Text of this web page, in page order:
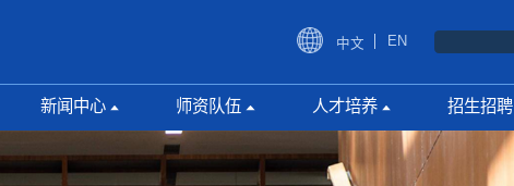
中文 EN
新闻中心
综合新闻
师资队伍
杰出人才
人才培养
研究生教育
招生招聘
博士研究生